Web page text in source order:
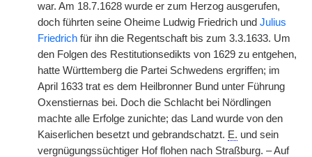
war. Am 18.7.1628 wurde er zum Herzog ausgerufen,
doch führten seine Oheime Ludwig Friedrich und Julius
Friedrich für ihn die Regentschaft bis zum 3.3.1633. Um
den Folgen des Restitutionsedikts von 1629 zu entgehen,
hatte Württemberg die Partei Schwedens ergriffen; im
April 1633 trat es dem Heilbronner Bund unter Führung
Oxenstiernas bei. Doch die Schlacht bei Nördlingen
machte alle Erfolge zunichte; das Land wurde von den
Kaiserlichen besetzt und gebrandschatzt. E. und sein
vergnügungssüchtiger Hof flohen nach Straßburg. – Auf